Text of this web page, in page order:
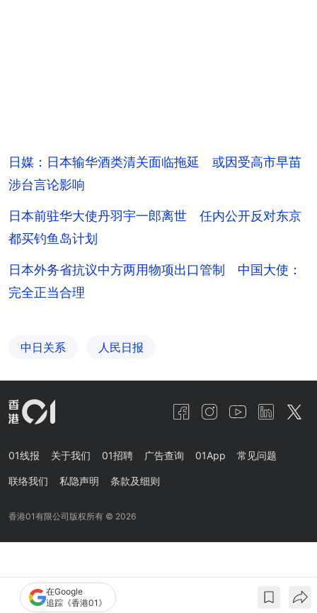
日媒：日本输华酒类清关面临拖延 或因受高市早苗
涉台言论影响
日本前驻华大使丹羽宇一郎离世 任内公开反对东京
都买钓鱼岛计划
日本外务省抗议中方两用物项出口管制 中国大使：
完全正当合理
中日关系 人民日报
在Google
追踪《香港01》
01线报 关于我们 01招聘 广告查询 01App 常见问题
联络我们 私隐声明 条款及细则
香港01有限公司版权所有 © 2026